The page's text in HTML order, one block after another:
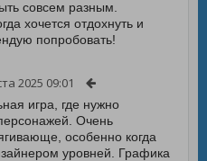
совсем разным.
хочется отдохнуть и
попробовать!
2025 09:01
игра, где нужно
Очень
особенно когда
уровней. Графика